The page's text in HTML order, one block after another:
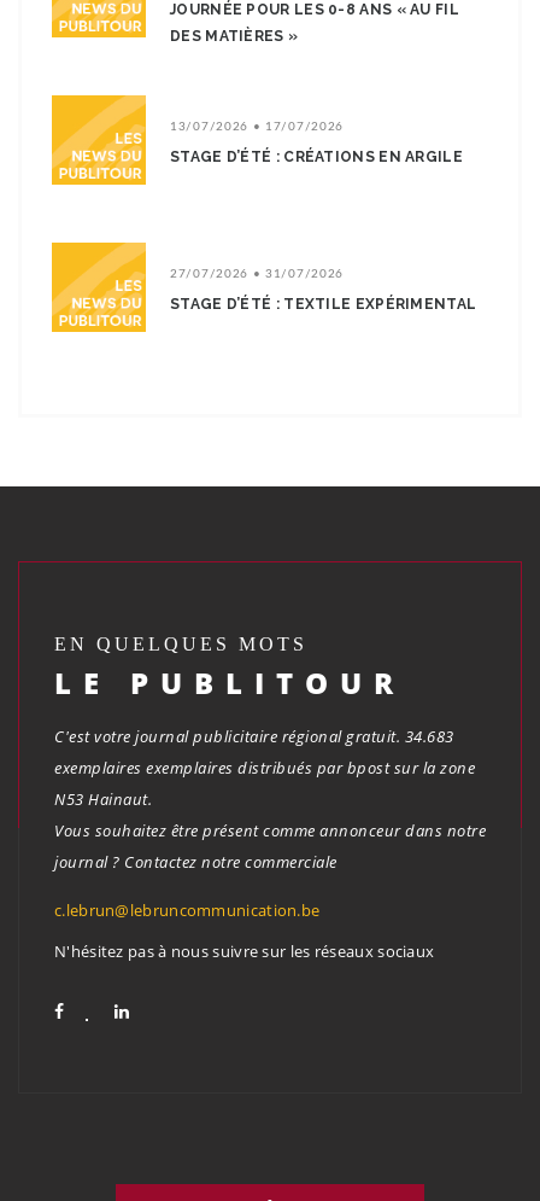
JOURNÉE POUR LES 0-8 ANS « AU FIL
DES MATIÈRES »
13/07/2026 • 17/07/2026
STAGE D’ÉTÉ : CRÉATIONS EN ARGILE
27/07/2026 • 31/07/2026
STAGE D’ÉTÉ : TEXTILE EXPÉRIMENTAL
EN QUELQUES MOTS
LE PUBLITOUR
C'est votre journal publicitaire régional gratuit. 34.683
exemplaires exemplaires distribués par bpost sur la zone
N53 Hainaut.
Vous souhaitez être présent comme annonceur dans notre
journal ? Contactez notre commerciale
c.lebrun@lebruncommunication.be
N'hésitez pas à nous suivre sur les réseaux sociaux